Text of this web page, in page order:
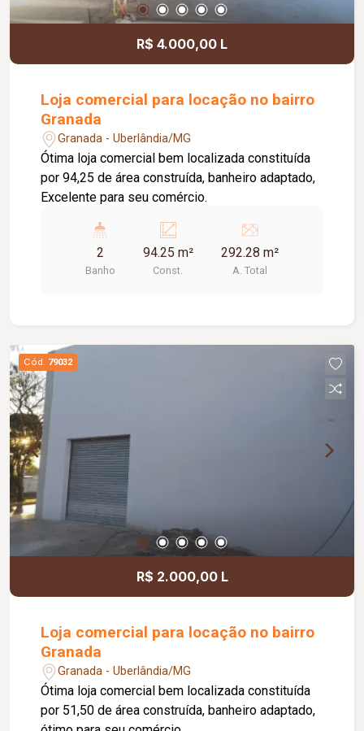
R$ 4.000,00 L
Loja comercial para locação no bairro
Granada
Granada - Uberlândia/MG
Ótima loja comercial bem localizada constituída
por 94,25 de área construída, banheiro adaptado,
Excelente para seu comércio.
2
Banho
94.25 m²
Const.
292.28 m²
A. Total
Cód. 79032
R$ 2.000,00 L
Loja comercial para locação no bairro
Granada
Granada - Uberlândia/MG
Ótima loja comercial bem localizada constituída
por 51,50 de área construída, banheiro adaptado,